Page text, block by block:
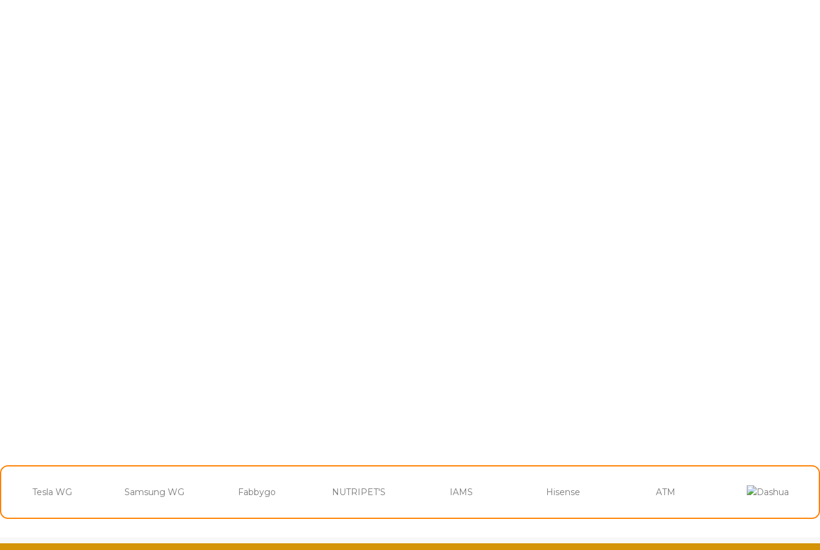
Tesla WG Samsung WG Fabbygo NUTRIPET'S IAMS Hisense ATM